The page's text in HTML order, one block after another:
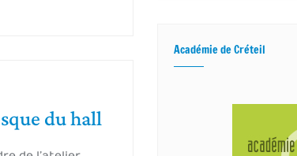
du hall
Académie de Créteil